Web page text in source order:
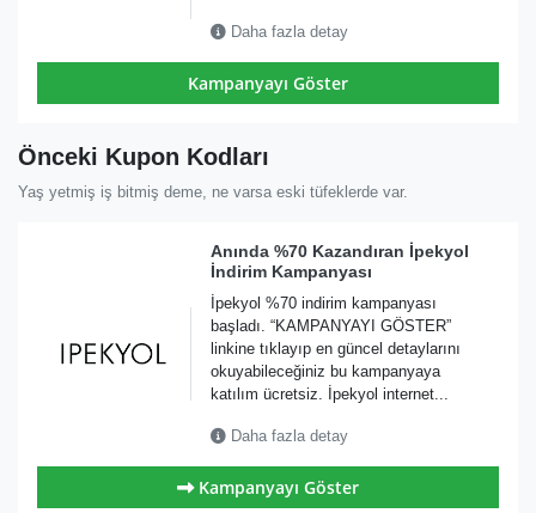
Daha fazla detay
Kampanyayı Göster
Önceki Kupon Kodları
Yaş yetmiş iş bitmiş deme, ne varsa eski tüfeklerde var.
Anında %70 Kazandıran İpekyol
İndirim Kampanyası
İpekyol %70 indirim kampanyası
başladı. “KAMPANYAYI GÖSTER”
linkine tıklayıp en güncel detaylarını
okuyabileceğiniz bu kampanyaya
katılım ücretsiz. İpekyol internet...
Daha fazla detay
Kampanyayı Göster